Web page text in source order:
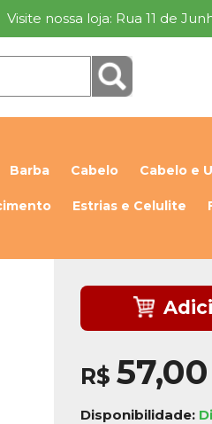
Visite nossa loja: Rua 11 de
Barba Cabelo Cabelo e
Estrias e Celulite
R$ 57,00
Disponibilidade: